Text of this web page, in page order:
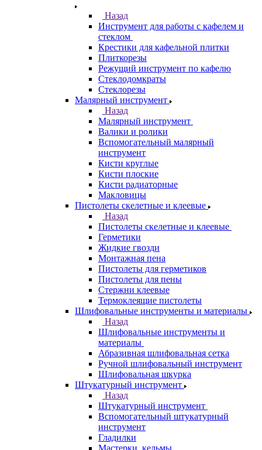
Назад
Инструмент для работы с кафелем и
стеклом
Крестики для кафельной плитки
Плиткорезы
Режущий инструмент по кафелю
Стеклодомкраты
Стеклорезы
Малярный инструмент
Назад
Малярный инструмент
Валики и ролики
Вспомогательный малярный
инструмент
Кисти круглые
Кисти плоские
Кисти радиаторные
Макловицы
Пистолеты скелетные и клеевые
Назад
Пистолеты скелетные и клеевые
Герметики
Жидкие гвозди
Монтажная пена
Пистолеты для герметиков
Пистолеты для пены
Стержни клеевые
Термоклеящие пистолеты
Шлифовальные инструменты и материалы
Назад
Шлифовальные инструменты и
материалы
Абразивная шлифовальная сетка
Ручной шлифовальный инструмент
Шлифовальная шкурка
Штукатурный инструмент
Назад
Штукатурный инструмент
Вспомогательный штукатурный
инструмент
Гладилки
Мастерки, кельмы